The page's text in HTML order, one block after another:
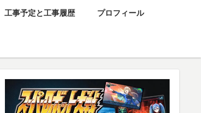
工事予定と工事履歴 プロフィール